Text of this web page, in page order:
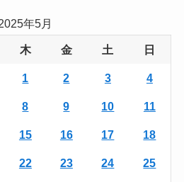
年5月
木 金 土 日
1 2 3 4
8 9 10 11
15 16 17 18
22 23 24 25